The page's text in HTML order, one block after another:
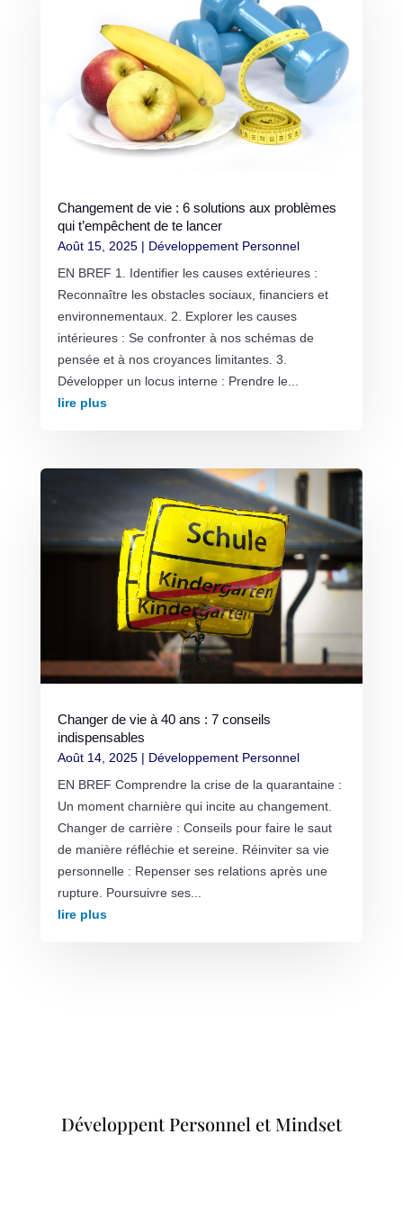
Changement de vie : 6 solutions aux problèmes
qui t’empêchent de te lancer
Août 15, 2025| Développement Personnel
EN BREF 1. Identifier les causes extérieures :
Reconnaître les obstacles sociaux, financiers et
environnementaux. 2. Explorer les causes
intérieures : Se confronter à nos schémas de
pensée et à nos croyances limitantes. 3.
Développer un locus interne : Prendre le...
lire plus
Changer de vie à 40 ans : 7 conseils
indispensables
Août 14, 2025| Développement Personnel
EN BREF Comprendre la crise de la quarantaine :
Un moment charnière qui incite au changement.
Changer de carrière : Conseils pour faire le saut
de manière réfléchie et sereine. Réinviter sa vie
personnelle : Repenser ses relations après une
rupture. Poursuivre ses...
lire plus
Développent Personnel et Mindset